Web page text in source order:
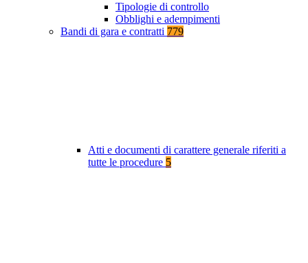
Tipologie di controllo
Obblighi e adempimenti
Bandi di gara e contratti 779
Atti e documenti di carattere generale riferiti a
tutte le procedure 5